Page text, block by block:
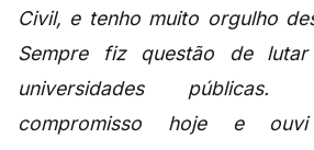
Civil, e tenho muito orgulho
Sempre fiz questão de
universidades públicas.
compromisso hoje e